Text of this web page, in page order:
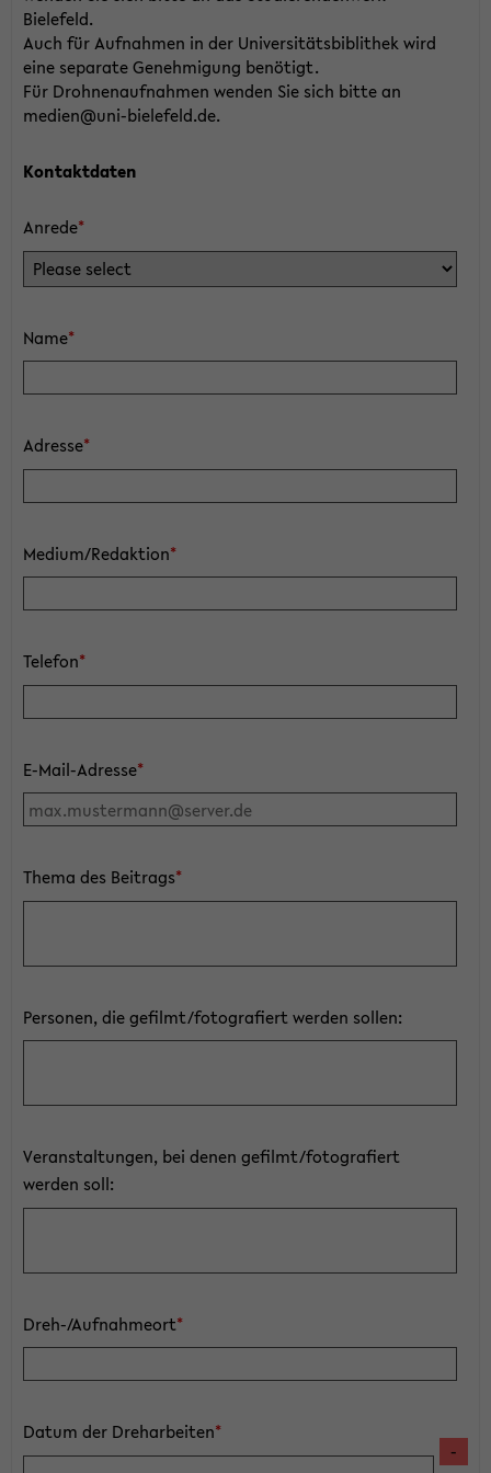
Bielefeld.
Auch für Aufnahmen in der Universitätsbiblithek wird
eine separate Genehmigung benötigt.
Für Drohnenaufnahmen wenden Sie sich bitte an
medien@uni-bielefeld.de.
Kontaktdaten
Anrede*
Name*
Adresse*
Medium/Redaktion*
Telefon*
E-Mail-Adresse*
Thema des Beitrags*
Personen, die gefilmt/fotografiert werden sollen:
Veranstaltungen, bei denen gefilmt/fotografiert
werden soll:
Dreh-/Aufnahmeort*
Datum der Dreharbeiten*